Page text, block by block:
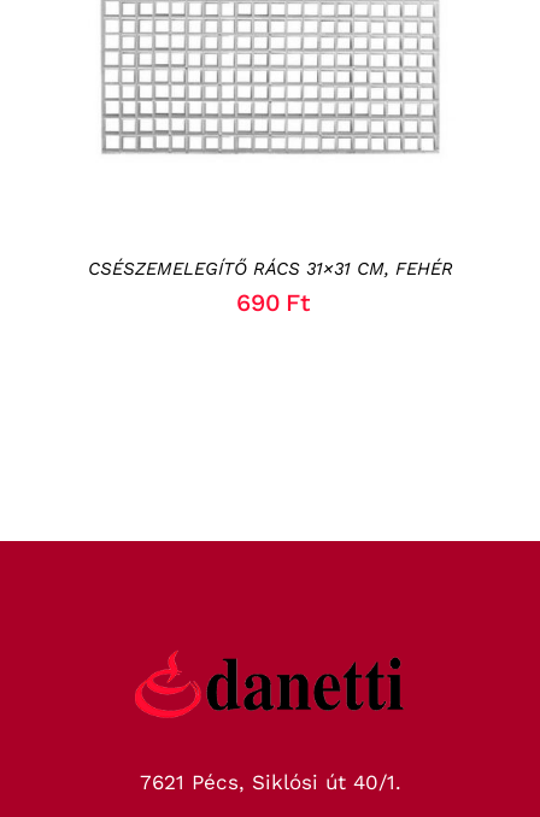
CSÉSZEMELEGÍTŐ RÁCS 31×31 CM, FEHÉR
690 Ft
7621 Pécs, Siklósi út 40/1.